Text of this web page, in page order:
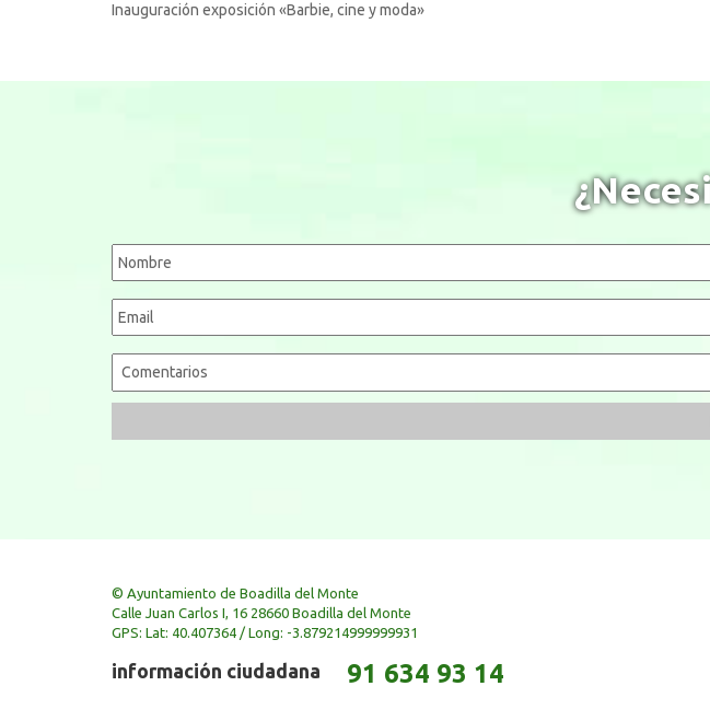
Inauguración exposición «Barbie, cine y moda»
© Ayuntamiento de Boadilla del Monte
Calle Juan Carlos I, 16 28660 Boadilla del Monte
GPS: Lat: 40.407364 / Long: -3.879214999999931
información ciudadana 91 634 93 14